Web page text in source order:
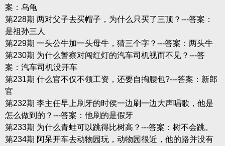
案：乌龟
第228期 两对父子去买帽子，为什么只买了三顶？---答案：
是祖孙三人
第229期 一头公牛加一头母牛，猜三个字？---答案：两头牛
第230期 为什么警察对闯红灯的汽车司机视而不见？---答
案：汽车司机没开车
第231期 什么官不仅不领工资，还要自掏腰包?---答案：新郎
官
第232期 李主任早上刷牙的时侯一边刷一边大声唱歌，他是
怎么做到的？---答案：他刷的是假牙
第233期 为什么青蛙可以跳得比树高？---答案：树不会跳。
第234期 阿呆开车去动物园玩，动物园很近，他的路并没有